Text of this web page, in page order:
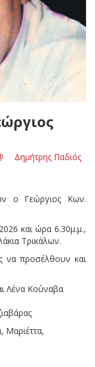
Δημήτρης Παδιός
ο Γεώργιος Κων.
και ώρα 6.30μ.μ.,
Τρικάλων.
να προσέλθουν και
Λένα Κούναβα
Μαριέττα,